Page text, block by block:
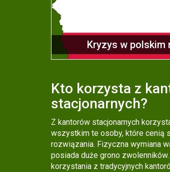
Kryzys w polskim
Kto korzysta z
stacjonarnych?
Z kantorów stacjonarnych
wszystkim te osoby, które cenią
rozwiązania. Fizyczna wymiana
posiada duże grono
korzystania z tradycyjnych